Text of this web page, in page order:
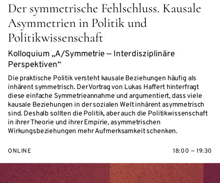
Der symmetrische Fehlschluss. Kausale
Asymmetrien in Politik und
Politikwissenschaft
Kolloquium „A/Symmetrie — Interdisziplinäre
Perspektiven“
Die praktische Politik versteht kausale Beziehungen häufig als
inhärent symmetrisch. Der Vortrag von Lukas Haffert hinterfragt
diese einfache Symmetrieannahme und argumentiert, dass viele
kausale Beziehungen in der sozialen Welt inhärent asymmetrisch
sind. Deshalb sollten die Politik, aber auch die Politikwissenschaft
in ihrer Theorie und ihrer Empirie, asymmetrischen
Wirkungsbeziehungen mehr Aufmerksamkeit schenken.
ONLINE 18:00 — 19:30